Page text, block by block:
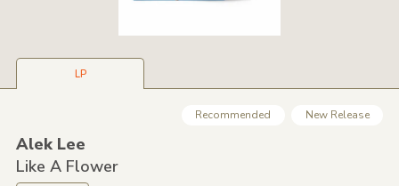
LP
Recommended New Release
Alek Lee
Like A Flower